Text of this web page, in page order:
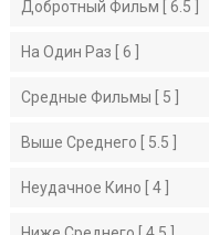
Добротный Фильм [ 6.5 ]
На Один Раз [ 6 ]
Средные Фильмы [ 5 ]
Выше Среднего [ 5.5 ]
Неудачное Кино [ 4 ]